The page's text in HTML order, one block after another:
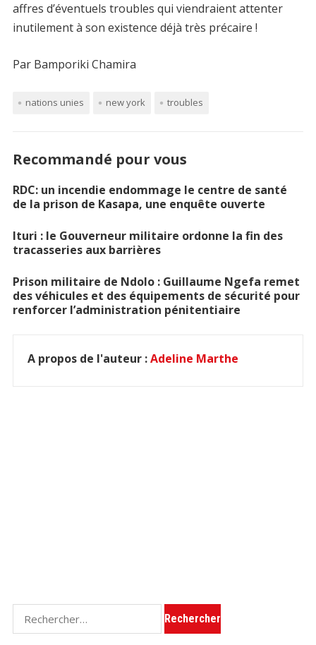
affres d’éventuels troubles qui viendraient attenter
inutilement à son existence déjà très précaire !
Par Bamporiki Chamira
nations unies new york troubles
Recommandé pour vous
RDC: un incendie endommage le centre de santé
de la prison de Kasapa, une enquête ouverte
Ituri : le Gouverneur militaire ordonne la fin des
tracasseries aux barrières
Prison militaire de Ndolo : Guillaume Ngefa remet
des véhicules et des équipements de sécurité pour
renforcer l’administration pénitentiaire
A propos de l'auteur :Adeline Marthe
Rechercher :